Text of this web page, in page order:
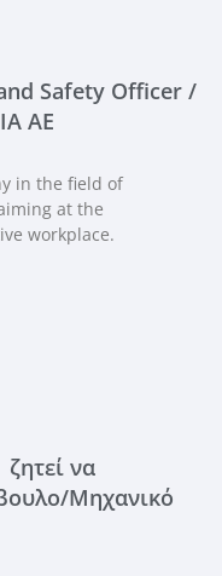
Safety Officer /
ΑΕ
in the field of
at the
workplace.
να
Μηχανικό